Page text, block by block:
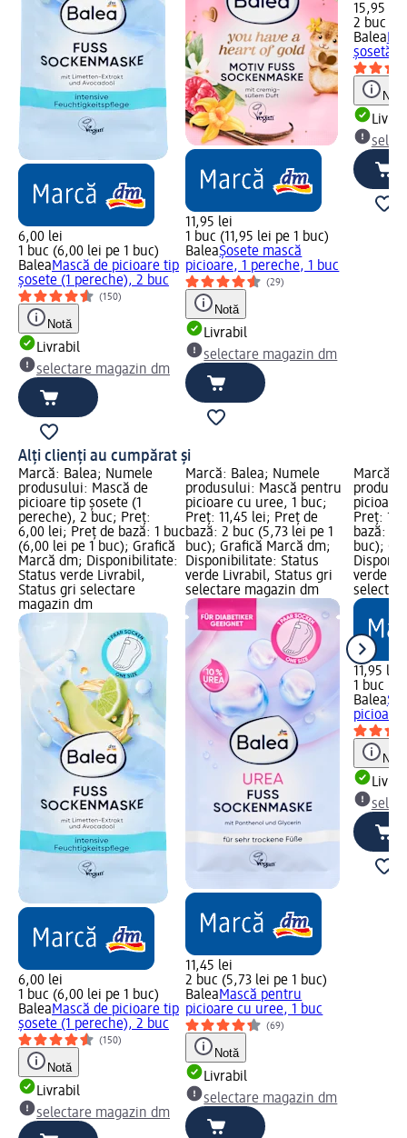
6,00 lei
1 buc (6,00 lei pe 1 buc)
BaleaMască de picioare tip
șosete (1 pereche), 2 buc
(150)
Notă
Livrabil
selectare magazin dm
11,95 lei
1 buc (11,95 lei pe 1 buc)
BaleaȘosete mască
picioare, 1 pereche, 1 buc
(29)
Notă
Livrabil
selectare magazin dm
15,95 lei
2 buc
Balea
șosetă,
Notă
Alți clienți au cumpărat și
Marcă: Balea; Numele
produsului: Mască de
picioare tip șosete (1
pereche), 2 buc; Preț:
6,00 lei; Preț de bază: 1 buc
(6,00 lei pe 1 buc); Grafică
Marcă dm; Disponibilitate:
Status verde Livrabil,
Status gri selectare
magazin dm
6,00 lei
1 buc (6,00 lei pe 1 buc)
BaleaMască de picioare tip
șosete (1 pereche), 2 buc
(150)
Notă
Livrabil
selectare magazin dm
Marcă: Balea; Numele
produsului: Mască pentru
picioare cu uree, 1 buc;
Preț: 11,45 lei; Preț de
bază: 2 buc (5,73 lei pe 1
buc); Grafică Marcă dm;
Disponibilitate: Status
verde Livrabil, Status gri
selectare magazin dm
11,45 lei
2 buc (5,73 lei pe 1 buc)
BaleaMască pentru
picioare cu uree, 1 buc
(69)
Notă
Livrabil
selectare magazin dm
Marcă:
Preț:
bază: 1
buc);
verde
11,95 lei
1 buc
Balea
Notă